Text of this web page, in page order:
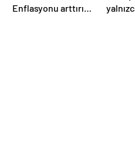
Enflasyonu arttırıcı